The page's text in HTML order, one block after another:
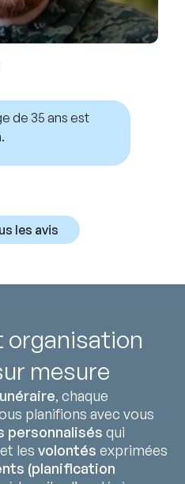
de 35 ans est
les avis
organisation
mesure
, chaque
planifions avec vous
personnalisés qui
et les volontés exprimées
(planification